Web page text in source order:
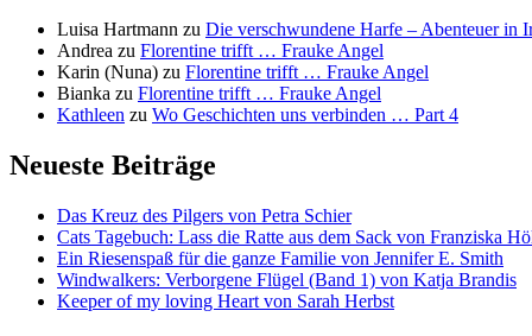
Luisa Hartmann zu Die verschwundene Harfe – Abenteuer in
Andrea zu Florentine trifft … Frauke Angel
Karin (Nuna) zu Florentine trifft … Frauke Angel
Bianka zu Florentine trifft … Frauke Angel
Kathleen zu Wo Geschichten uns verbinden … Part 4
Neueste Beiträge
Das Kreuz des Pilgers von Petra Schier
Cats Tagebuch: Lass die Ratte aus dem Sack von Franziska
Ein Riesenspaß für die ganze Familie von Jennifer E. Smith
Windwalkers: Verborgene Flügel (Band 1) von Katja Brandis
Keeper of my loving Heart von Sarah Herbst